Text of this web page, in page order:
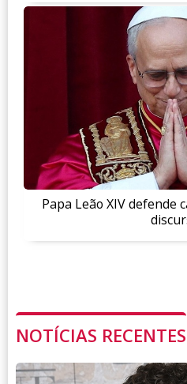
Papa Leão XIV defende
NOTÍCIAS RECENTES